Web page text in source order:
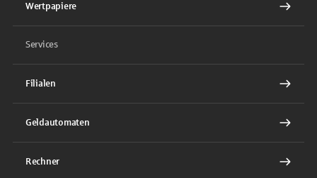
Wertpapiere
Services
Filialen
Geldautomaten
Rechner